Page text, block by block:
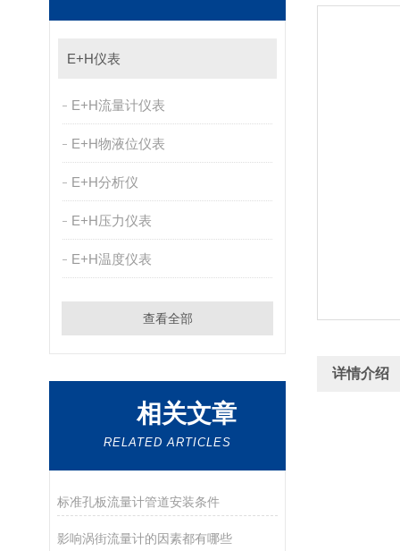
E+H仪表
E+H流量计仪表
E+H物液位仪表
E+H分析仪
E+H压力仪表
E+H温度仪表
查看全部
相关文章
RELATED ARTICLES
标准孔板流量计管道安装条件
影响涡街流量计的因素都有哪些
详情介绍